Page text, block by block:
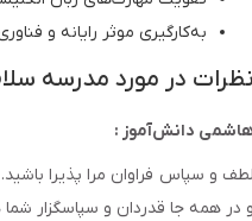
به‌کارگیری موثر رایانه و
نظرات در مورد مدرسه
دانش‌آموز :
لطف و سپاس فراوان مرا پذیرا
و در همه جا قدردان و سپاسگزار